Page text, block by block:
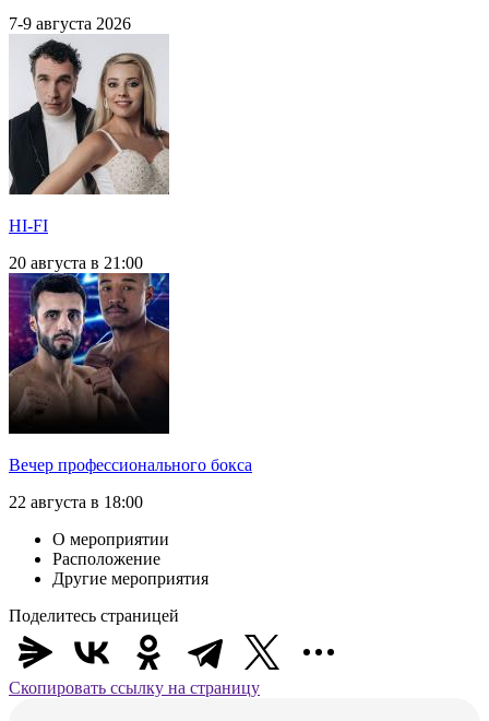
7-9 августа 2026
HI-FI
20 августа в 21:00
Вечер профессионального бокса
22 августа в 18:00
О мероприятии
Расположение
Другие мероприятия
Поделитесь страницей
Скопировать ссылку на страницу